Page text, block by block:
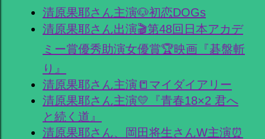
清原果耶さん主演🐶初恋DOGs
清原果耶さん出演🎬第48回日本アカデ
ミー賞優秀助演女優賞🏆映画『碁盤斬
り』
清原果耶さん主演📒マイダイアリー
清原果耶さん主演💛『青春18×2 君へ
と続く道』
清原果耶さん、岡田将生さんW主演⏰